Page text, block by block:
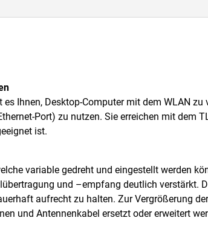
Ihnen, Desktop-Computer mit dem WLAN
Port) zu nutzen. Sie erreichen mit dem
ist.
variable gedreht und eingestellt werden
und –empfang deutlich verstärkt.
aufrecht zu halten. Zur Vergrößerung
und Antennenkabel ersetzt oder erweitert